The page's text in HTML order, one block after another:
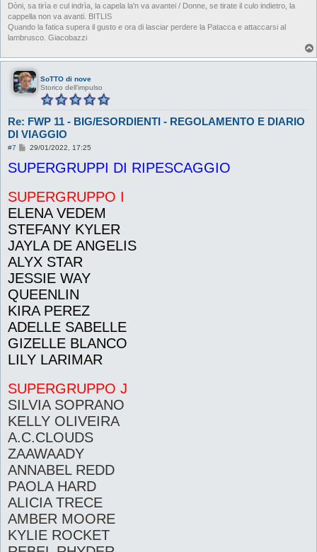
Dòni, sa tirìa e cul indrìa, la capela la'n va avantei / Donne, se tirate il culo indietro, la
cappella non va avanti. BITLIS
Quando la fatica supera il gusto e ora di lasciar perdere la Patacca e attaccarsi al
lambrusco. Giacobazzi
SoTTO di nove
Storico dell'impulso
Re: FWP 11 - BIG/ESORDIENTI - REGOLAMENTO E DIARIO
DI VIAGGIO
#7
M
s
s
g
i
o
29/01/2022, 17:25
SUPERGRUPPI DI RIPESCAGGIO
SUPERGRUPPO I
ELENA VEDEM
STEFANY KYLER
JAYLA DE ANGELIS
ALYX STAR
JESSIE WAY
QUEENLIN
KIRA PEREZ
ADELLE SABELLE
GIZELLE BLANCO
LILY LARIMAR
SUPERGRUPPO J
SILVIA SOPRANO
KELLY OLIVEIRA
A.C.CLOUDS
ZAAWAADY
ANNABEL REDD
PAOLA HARD
ALICIA TRECE
AMBER MOORE
KYLIE ROCKET